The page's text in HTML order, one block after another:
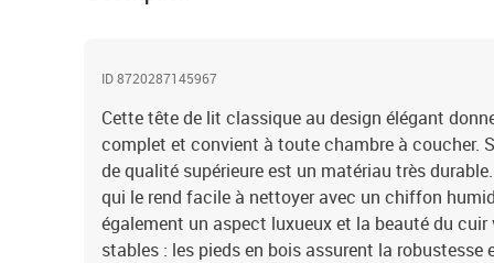
ID 8720287145967
Cette tête de lit classique au design élégant
complet et convient à toute chambre à coucher.
de qualité supérieure est un matériau très
qui le rend facile à nettoyer avec un chiffon
également un aspect luxueux et la beauté du
stables : les pieds en bois assurent la